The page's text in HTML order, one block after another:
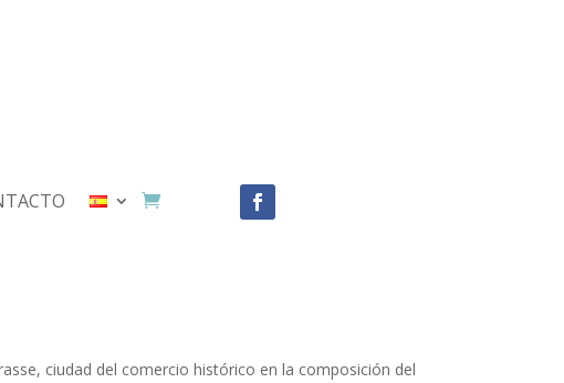
ciudad del comercio histórico en la composición del